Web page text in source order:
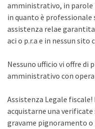
amministrativo, in parole
in quanto è professionale
assistenza relae
aci o p.r.a e in nessun sito
Nessuno ufficio vi offre di
amministrativo con
Assistenza Legale fiscale!
acquistarne una
gravame pignoramento o